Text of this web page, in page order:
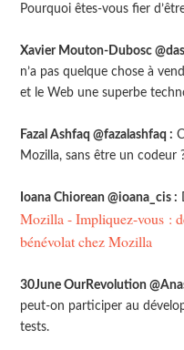
Pourquoi êtes-vous fier
Xavier Mouton-Dubosc
n’a pas quelque chose à
et le Web une superbe
Fazal Ashfaq @fazalashfaq :
Mozilla, sans être un codeur
Ioana Chiorean @ioana_cis :
Mozilla - Impliquez-vous :
bénévolat chez Mozilla
30June OurRevolution
peut-on participer au
tests.